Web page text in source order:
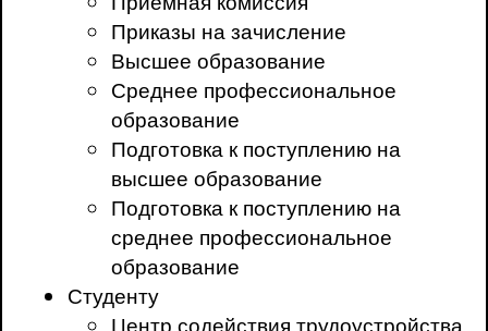
Приказы на зачисление
Высшее образование
Среднее профессиональное
образование
Подготовка к поступлению на
высшее образование
Подготовка к поступлению на
среднее профессиональное
образование
Студенту
Центр содействия трудоустройства